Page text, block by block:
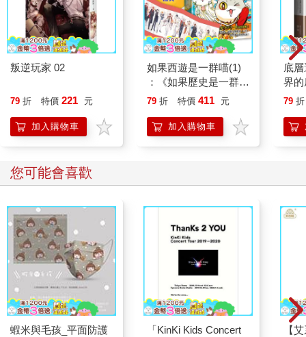
叛逆玩家 02
79 折 特價 221 元
加入購物車
如果西遊是一群喵(1)
：《如果歷史是一群
喵》作者最新力作，附
79 折 特價 411 元
加入購物車
底
界
79 折
您可能會喜歡
蝦米與毛孩_平面防護
「KinKi Kids Concert
【